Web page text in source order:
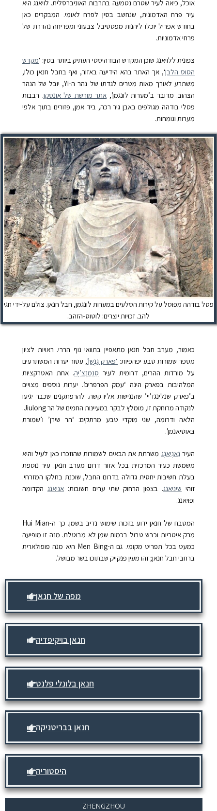
אוכל, כיאה לעיר שטרם נטמעה בתרבות האוניברסלית. לויאנג היא
עיר פרח האדמונית, שנחשב בסין לפרח לאומי. המבקרים כאן
בחודש אפריל יוכלו ליהנות מפסטיבל צבעוני ומפריחה נהדרת של
פרחי אדמוניות.
צפונית ללויאנג שוכן המקדש הבודהיסטי העתיק ביותר בסין: ‘מקדש
הסוס הלבן‘, אך האתר בהא הידיעה באזור, ואף בחבל חנאן כולו,
משתרע לאורך מאות מטרים לגדתו של נהר ה-Yi, יובל של הנהר
הצהוב. מדובר ב’מערות לונגמן’, אתר מורשת של אונסקו. רבבות
פסלי בודהה מגולפים באבן גיר רכה, ביד אמן, פזורים בתוך אלפי
מערות וגומחות.
פסל בודהה מפוסל על קירות הסלעים במערות לונגמן, חבל חנאן. צולם על-ידי חגי
להב. זכויות יוצרים: לוטוס-הזהב.
כאמור, מערב חבל חנאן מתאפיין בתוואי נוף הררי. ראויות לציון
מספר שמורות טבע יפהפיות: ‘פּארק גַנְשַן’, עטור יערות המשתרעים
על מורדות ההרים, דרומית לעיר סַנְמֶנְצ’יָה. אחת האטרקציות
המלהיבות בפארק הינה ‘עמק הפרפרים’. יערות נוספים מצויים
ב’פארק שנלינגז’יי’ שהנגישות אליו קשה. להרפתקנים שכבר יגיעו
לנקודה מרוחקת זו, מומלץ לבקר במעיינות החמים של הר Jiulong.
הלאה ודרומה, שני מוקדי טבע מרתקים: ‘הר שירן’ ו’שמורת
בּאוטיאנמן’.
העיר נַאנְיַאנְג משרתת את הבאים לשמורות שהוזכרו כאן לעיל והיא
משמשת כעיר המרכזית בכל אזור דרום מערב חנאן. עיר נוספת
בעלת חשיבות יחסית גדולה בדרום החבל, שוכנת בחלקו המזרחי.
זוהי שיניאנג. בצפון הרחוק שתי ערים חשובות: אניאנג הקדומה
ופויאנג.
המטבח של חנאן ידוע בזכות שימוש נדיב בשמן. כך ה-Hui Mian
מרק איטריות וכבש טבול בכמות שמן לא מבוטלת. מנה זו מופיעה
כמעט בכל תפריט מקומי. גם ה-Men Bing היא מנה פופולארית
ברחבי חבל חנאן; זהו מעין פנקייק שבתוכו בשר מבושל.
מפה של חנאן
חנאן בויקיפדיה
חנאן בלונלי פלנט
חנאן בבריטניקה
היסטוריה
ZHENGZHOU